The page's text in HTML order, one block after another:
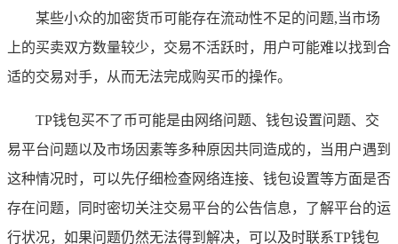
某些小众的加密货币可能存在流动性不足的问题,当市场
上的买卖双方数量较少，交易不活跃时，用户可能难以找到合
适的交易对手，从而无法完成购买币的操作。
TP钱包买不了币可能是由网络问题、钱包设置问题、交
易平台问题以及市场因素等多种原因共同造成的，当用户遇到
这种情况时，可以先仔细检查网络连接、钱包设置等方面是否
存在问题，同时密切关注交易平台的公告信息，了解平台的运
行状况，如果问题仍然无法得到解决，可以及时联系TP钱包